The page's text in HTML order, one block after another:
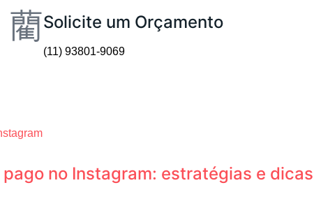
Solicite um Orçamento
(11) 93801-9069
no Instagram: estratégias e dicas